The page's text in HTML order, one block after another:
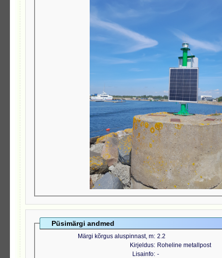
Püsimärgi andmed
Märgi kõrgus aluspinnast, m 2.2
Kirjeldus Roheline metallpost
Lisainfo -